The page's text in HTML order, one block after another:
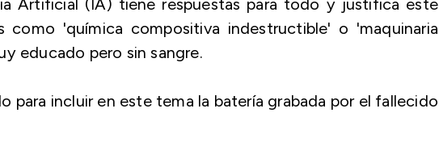
Artificial (IA) tiene respuestas para todo y justifica este
como 'química compositiva indestructible' o 'maquinaria
educado pero sin sangre.
para incluir en este tema la batería grabada por el fallecido